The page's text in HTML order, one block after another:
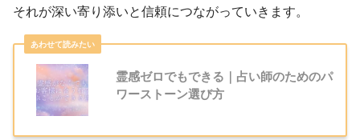
それが深い寄り添いと信頼につながっていきます。
霊感ゼロでもできる｜占い師のためのパ
ワーストーン選び方